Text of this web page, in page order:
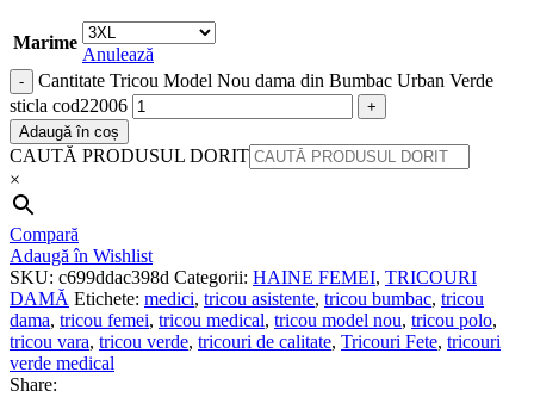
Marime
Anulează
Cantitate Tricou Model Nou dama din Bumbac Urban Verde
sticla cod22006
Adaugă în coș
CAUTĂ PRODUSUL DORIT
×
Compară
Adaugă în Wishlist
SKU: c699ddac398d Categorii: HAINE FEMEI, TRICOURI
DAMĂ Etichete: medici, tricou asistente, tricou bumbac, tricou
dama, tricou femei, tricou medical, tricou model nou, tricou polo,
tricou vara, tricou verde, tricouri de calitate, Tricouri Fete, tricouri
verde medical
Share: